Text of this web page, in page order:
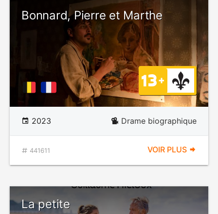
Bonnard, Pierre et Marthe
2023 Drame biographique
441611 VOIR PLUS
La petite